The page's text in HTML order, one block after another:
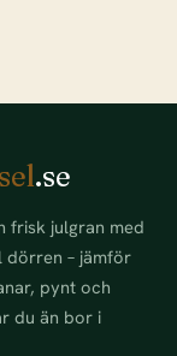
.se
frisk julgran med
dörren – jämför
pynt och
du än bor i